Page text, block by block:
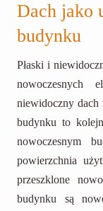
Dach jako
budynku
Płaski i
nowoczesnych
niewidoczny dach
budynku to
nowoczesnym
powierzchnia
przeszklone
budynku są